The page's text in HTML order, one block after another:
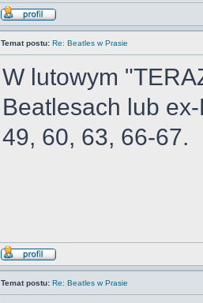
Temat postu: Re: Beatles w Prasie
W lutowym
Beatlesach lub
49, 60, 63, 66-67.
Temat postu: Re: Beatles w Prasie